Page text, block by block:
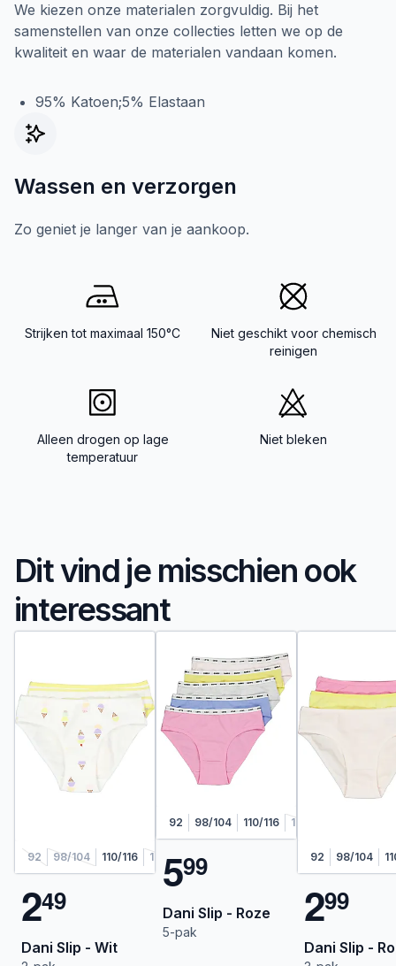
We kiezen onze materialen zorgvuldig. Bij het
samenstellen van onze collecties letten we op de
kwaliteit en waar de materialen vandaan komen.
95% Katoen;5% Elastaan
Wassen en verzorgen
Zo geniet je langer van je aankoop.
Strijken tot maximaal 150°C
Niet geschikt voor chemisch
reinigen
Alleen drogen op lage
temperatuur
Niet bleken
Dit vind je misschien ook
interessant
92 98/104 110/116 122/128
249
Dani Slip - Wit
92 98/104 110/116 122/128
599
Dani Slip - Roze
5-pak
92 98/104
299
Dani Slip -